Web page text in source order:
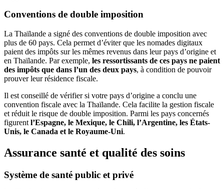
Conventions de double imposition
La Thaïlande a signé des conventions de double imposition avec
plus de 60 pays. Cela permet d’éviter que les nomades digitaux
paient des impôts sur les mêmes revenus dans leur pays d’origine et
en Thaïlande. Par exemple, les ressortissants de ces pays ne paient
des impôts que dans l’un des deux pays, à condition de pouvoir
prouver leur résidence fiscale.
Il est conseillé de vérifier si votre pays d’origine a conclu une
convention fiscale avec la Thaïlande. Cela facilite la gestion fiscale
et réduit le risque de double imposition. Parmi les pays concernés
figurent l’Espagne, le Mexique, le Chili, l’Argentine, les États-
Unis, le Canada et le Royaume-Uni.
Assurance santé et qualité des soins
Système de santé public et privé